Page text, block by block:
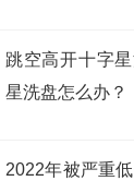
跳空高开十字
星洗盘怎么办？
2022年被严重